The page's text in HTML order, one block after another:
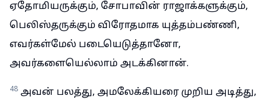
ஏதோமியருக்கும், சோபாவின் ராஜாக்களுக்கும்,
பெலிஸ்தருக்கும் விரோதமாக யுத்தம்பண்ணி,
எவர்கள்மேல் படையெடுத்தானோ,
அவர்களையெல்லாம் அடக்கினான்.
48 அவன் பலத்து, அமலேக்கியரை முறிய அடித்து,